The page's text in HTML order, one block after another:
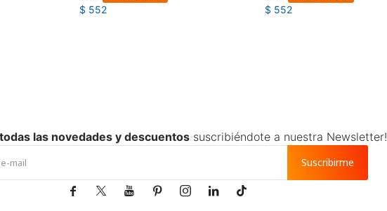
$ 552 $ 552
las novedades y descuentossuscribiéndote a nuestra Newsletter!
Suscribirme
      